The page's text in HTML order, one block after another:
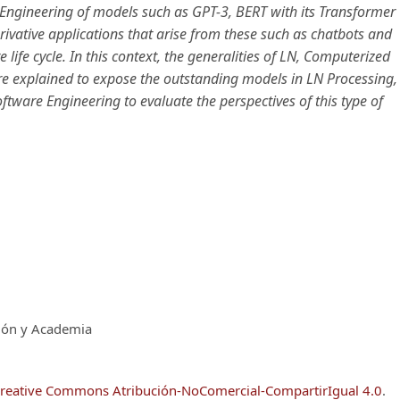
of models such as GPT-3, BERT with its Transformer
applications that arise from these such as chatbots and
cycle. In this context, the generalities of LN, Computerized
explained to expose the outstanding models in LN Processing,
Engineering to evaluate the perspectives of this type of
y Academia
Commons Atribución-NoComercial-CompartirIgual 4.0.